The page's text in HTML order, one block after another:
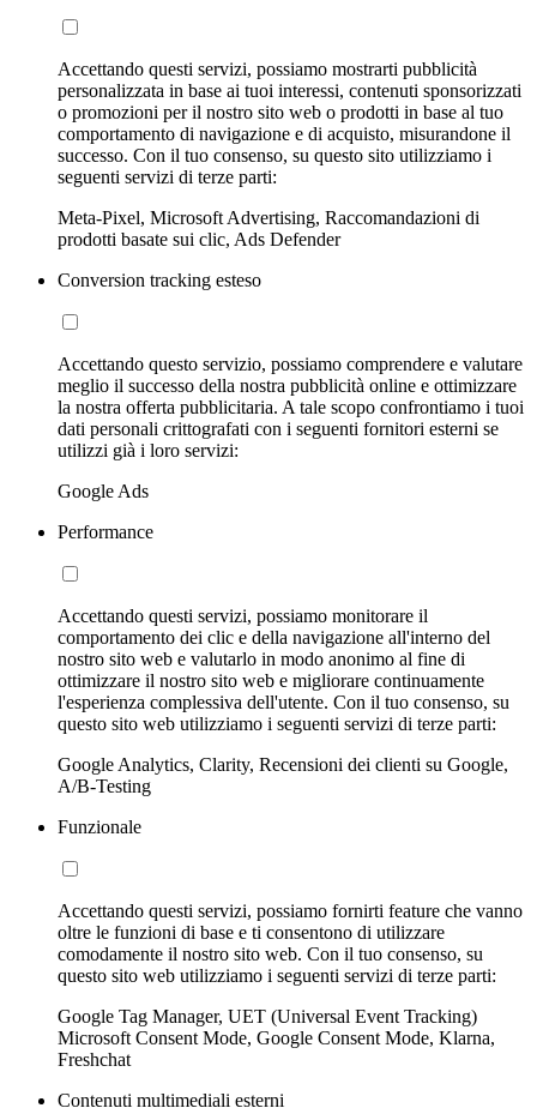
Accettando questi servizi, possiamo mostrarti pubblicità
personalizzata in base ai tuoi interessi, contenuti sponsorizzati
o promozioni per il nostro sito web o prodotti in base al tuo
comportamento di navigazione e di acquisto, misurandone il
successo. Con il tuo consenso, su questo sito utilizziamo i
seguenti servizi di terze parti:
Meta-Pixel, Microsoft Advertising, Raccomandazioni di
prodotti basate sui clic, Ads Defender
Conversion tracking esteso
Accettando questo servizio, possiamo comprendere e valutare
meglio il successo della nostra pubblicità online e ottimizzare
la nostra offerta pubblicitaria. A tale scopo confrontiamo i tuoi
dati personali crittografati con i seguenti fornitori esterni se
utilizzi già i loro servizi:
Google Ads
Performance
Accettando questi servizi, possiamo monitorare il
comportamento dei clic e della navigazione all'interno del
nostro sito web e valutarlo in modo anonimo al fine di
ottimizzare il nostro sito web e migliorare continuamente
l'esperienza complessiva dell'utente. Con il tuo consenso, su
questo sito web utilizziamo i seguenti servizi di terze parti:
Google Analytics, Clarity, Recensioni dei clienti su Google,
A/B-Testing
Funzionale
Accettando questi servizi, possiamo fornirti feature che vanno
oltre le funzioni di base e ti consentono di utilizzare
comodamente il nostro sito web. Con il tuo consenso, su
questo sito web utilizziamo i seguenti servizi di terze parti:
Google Tag Manager, UET (Universal Event Tracking)
Microsoft Consent Mode, Google Consent Mode, Klarna,
Freshchat
Contenuti multimediali esterni